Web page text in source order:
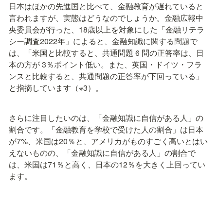
日本はほかの先進国と比べて、金融教育が遅れていると
言われますが、実態はどうなのでしょうか。金融広報中
央委員会が行った、18歳以上を対象にした「金融リテラ
シー調査2022年」によると、金融知識に関する問題で
は、「米国と比較すると、共通問題 6 問の正答率は、日
本の方が 3％ポイント低い。また、英国・ドイツ・フラ
ンスと比較すると、共通問題の正答率が下回っている」
と指摘しています（※3）。
さらに注目したいのは、「金融知識に自信がある人」の
割合です。「金融教育を学校で受けた人の割合」は日本
が7%、米国は20％と、アメリカがものすごく高いとはい
えないものの、「金融知識に自信がある人」の割合で
は、米国は71％と高く、日本の12％を大きく上回ってい
ます。